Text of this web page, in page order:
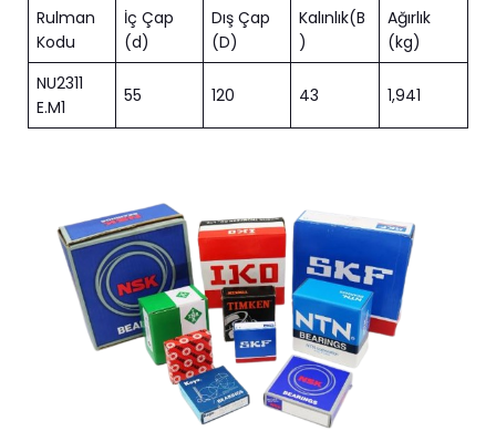
Rulman
Kodu
İç Çap
(d)
Dış Çap
(D)
Kalınlık(B
)
Ağırlık
(kg)
NU2311
E.M1
55 120 43 1,941